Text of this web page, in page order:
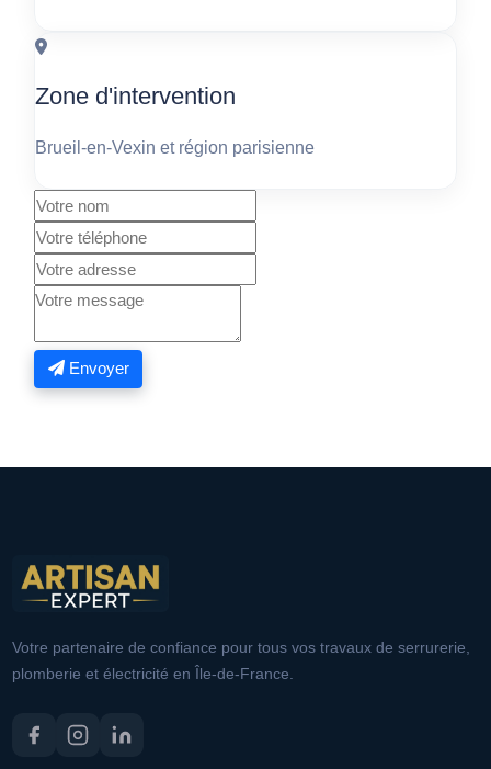
Zone d'intervention
Brueil-en-Vexin et région parisienne
Envoyer
Votre partenaire de confiance pour tous vos travaux de serrurerie,
plomberie et électricité en Île-de-France.